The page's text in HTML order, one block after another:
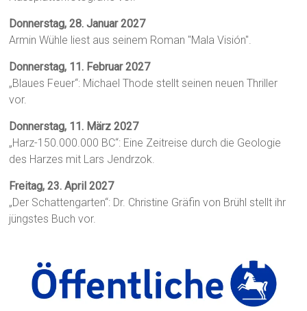
Donnerstag, 28. Januar 2027
Armin Wühle liest aus seinem Roman "Mala Visión".
Donnerstag, 11. Februar 2027
„Blaues Feuer“: Michael Thode stellt seinen neuen Thriller
vor.
Donnerstag, 11. März 2027
„Harz-150.000.000 BC“: Eine Zeitreise durch die Geologie
des Harzes mit Lars Jendrzok.
Freitag, 23. April 2027
„Der Schattengarten“: Dr. Christine Gräfin von Brühl stellt ihr
jüngstes Buch vor.